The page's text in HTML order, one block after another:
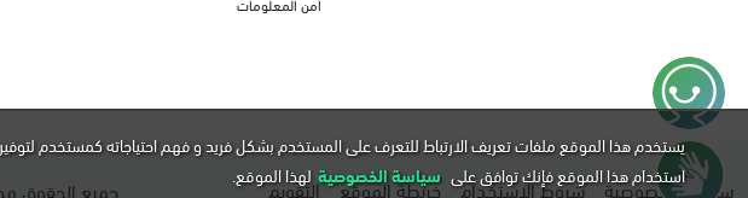
سياسة الخصوصية شروط الاستخدام خريطة الموقع التقويم جميع الحقوق
يستخدم هذا الموقع ملفات تعريف الارتباط للتعرف على المستخدم بشكل فريد و فهم احتياجاته كمستخدم
استخدام هذا الموقع فإنك توافق على سياسة الخصوصية لهذا الموقع.